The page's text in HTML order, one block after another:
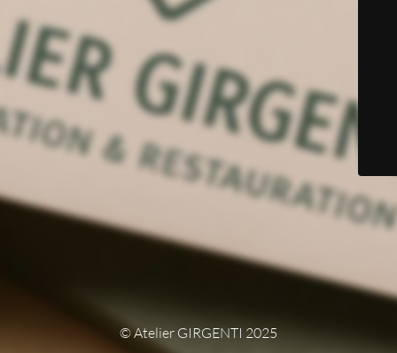
© Atelier GIRGENTI 2025